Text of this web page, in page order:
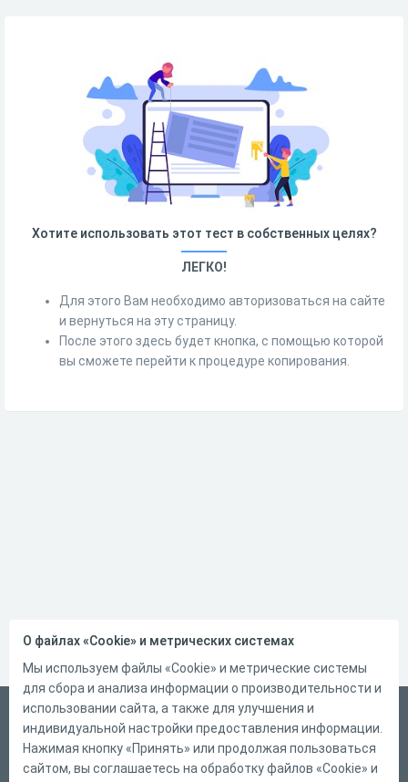
Хотите использовать этот тест в собственных целях?
ЛЕГКО!
Для этого Вам необходимо авторизоваться на сайте
и вернуться на эту страницу.
После этого здесь будет кнопка, с помощью которой
вы сможете перейти к процедуре копирования.
Русский
Справка
Форма обратной связи
О файлах «Cookie» и метрических системах
Мы используем файлы «Cookie» и метрические системы
для сбора и анализа информации о производительности и
использовании сайта, а также для улучшения и
индивидуальной настройки предоставления информации.
Нажимая кнопку «Принять» или продолжая пользоваться
сайтом, вы соглашаетесь на обработку файлов «Cookie» и